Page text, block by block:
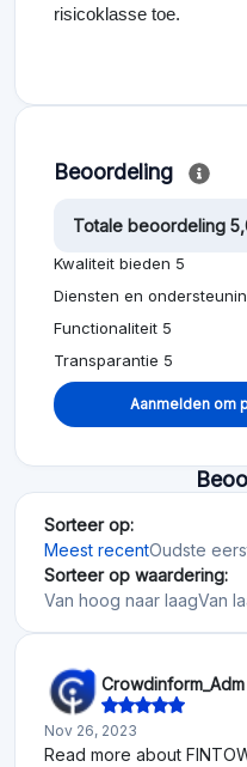
risicoklasse toe.
Beoordeling
Totale beoordeling
Kwaliteit bieden 5
Diensten en
Functionaliteit 5
Transparantie 5
Aanmelden om
Sorteer op:
Meest recentOudste
Sorteer op waardering:
Van hoog naar laagVan
Crowdinform_Adm
Nov 26, 2023
Read more about